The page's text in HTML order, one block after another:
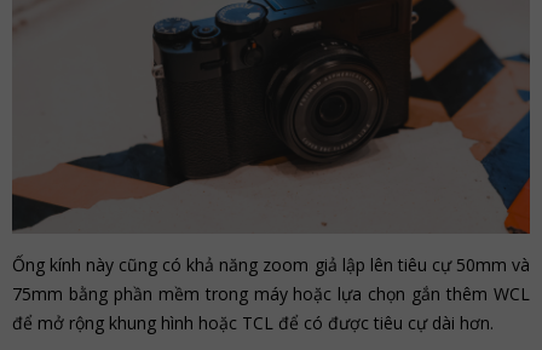
Ống kính này cũng có khả năng zoom giả lập lên tiêu cự 50mm và
75mm bằng phần mềm trong máy hoặc lựa chọn gắn thêm WCL
để mở rộng khung hình hoặc TCL để có được tiêu cự dài hơn.